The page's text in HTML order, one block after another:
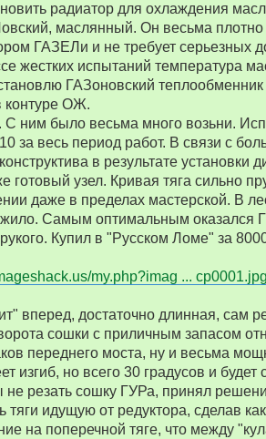
радиатор для охлаждения
маслянный. Он весьма плотно
ГАЗЕЛи и не требует серьезных
жестких испытаний температура
ГАЗоновский теплообменник
контуре ОЖ.
С ним было весьма много возьни.
за весь период работ. В связи с
в результате установки
готовый узел. Кривая тяга сильно
даже в пределах мастерской. В
Самым оптимальным оказался
Купил в "Русском Ломе" за
my.php?imag ...
вперед, достаточно длинная, сам
сошки с приличным запасом
переднего моста, ну и весьма
изгиб, но всего 30 градусов и будет
резать сошку ГУРа, принял
тяги идущую от редуктора, сделав
на поперечной тяге, что между